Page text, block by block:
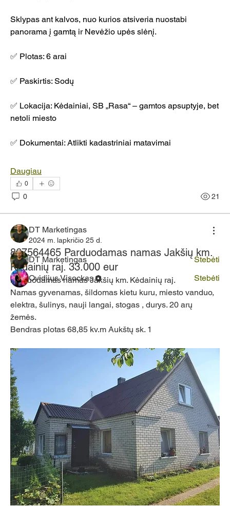
Sklypas ant kalvos, nuo kurios atsiveria nuostabi
panorama į gamtą ir Nevėžio upės slėnį.
✅ Plotas: 6 arai
✅ Paskirtis: Sodų
✅ Lokacija: Kėdainiai, SB „Rasa“ – gamtos apsuptyje, bet
netoli miesto
✅ Dokumentai: Atlikti kadastriniai matavimai
Daugiau
0
0 21
DT Marketingas
2024 m. lapkričio 25 d.
867564465 Parduodamas namas Jakšių km.
Kėdainių raj. 33.000 eur
Parduodamas namas Jakšių km. Kėdainių raj.
Namas gyvenamas, šildomas kietu kuru, miesto vanduo,
elektra, šulinys, nauji langai, stogas , durys. 20 arų
žemės.
Bendras plotas 68,85 kv.m Aukštų sk. 1
Apie
Sveiki atvykę į grupę! Susisiekite su kitas nariais, gaukite
naujienas ir dalykitės vaizdo failais.
Nariai
DT Marketingas
Stebėti
Ovidijus Visockas
Stebėti
Žiūrėti visus narius (2)